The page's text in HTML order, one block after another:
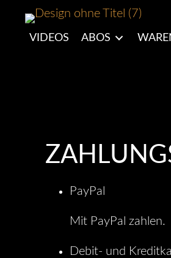
VIDEOS ABOS
PayPal
Mit PayPal zahlen.
Debit- und